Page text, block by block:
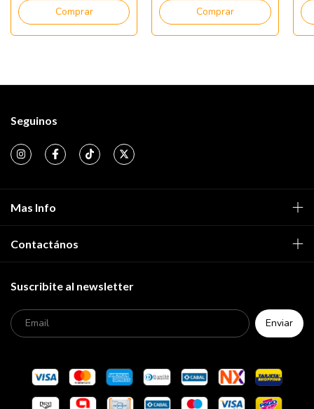
Comprar Comprar
Seguinos
Mas Info
Contactános
Suscribite al newsletter